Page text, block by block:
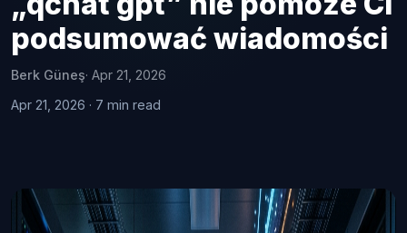
podsumować wiadomości
Berk Güneş· Apr 21, 2026
Apr 21, 2026 · 7 min read